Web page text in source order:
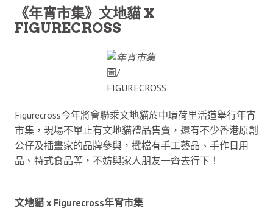
《年宵市集》文地貓 X
FIGURECROSS
圖/
FIGURECROSS
Figurecross今年將會聯乘文地貓於中環荷里活道舉行年宵
市集，現場不單止有文地貓禮品售賣，還有不少香港原創
公仔及插畫家的品牌參與，攤檔有手工藝品、手作日用
品、特式食品等，不妨與家人朋友一齊去行下！
文地貓 x Figurecross年宵市集